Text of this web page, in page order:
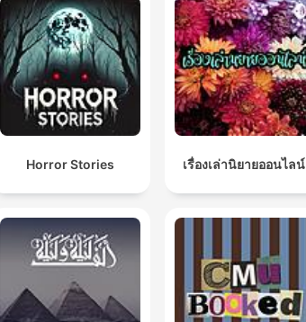
Horror Stories เรื่องเล่านิยายออนไลน์